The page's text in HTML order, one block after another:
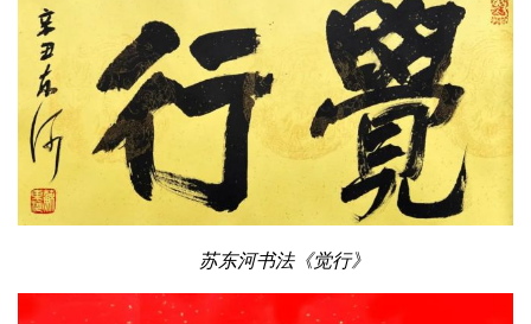
苏东河书法《觉行》